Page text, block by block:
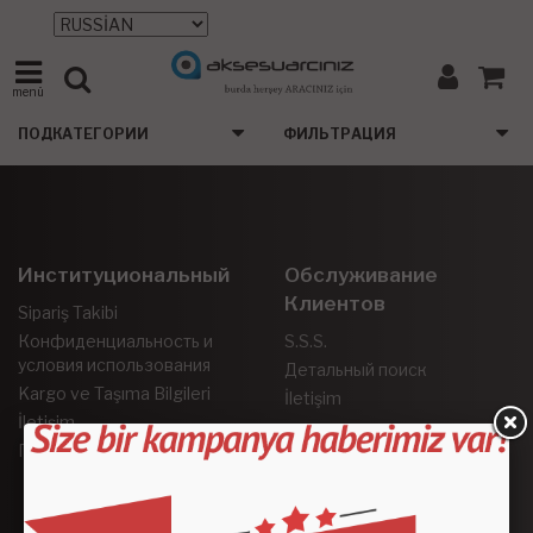
menü
ПОДКАТЕГОРИИ ФИЛЬТРАЦИЯ
Институциональный
Sipariş Takibi
Конфиденциальность и
условия использования
Kargo ve Taşıma Bilgileri
İletişim
Гарантия и возврат
Обслуживание
Клиентов
S.S.S.
Детальный поиск
İletişim
Социальные Сети